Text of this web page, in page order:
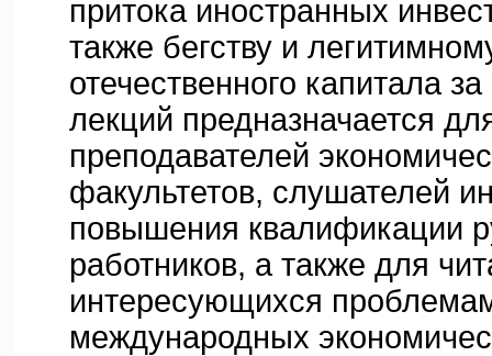
притока иностранных
также бегству и
отечественного капитала
лекций предназначается
преподавателей
факультетов, слушателей
повышения квалификации
работников, а также для
интересующихся
международных